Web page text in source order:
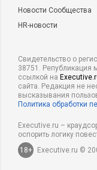
Новости Сообщества
HR-новости
Свидетельство о
38751. Републикация
ссылкой на
сайта. Редакция не
высказывания
Политика обработки
Executive.ru –
оспорить логику
18+
Executive.ru ©